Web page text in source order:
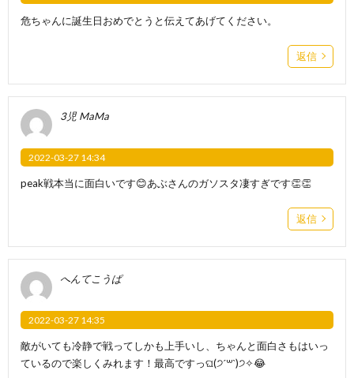
危ちゃんに誕生日おめでとうと伝えてあげてください。
返信
3児 MaMa
2022-03-27 14:34
peak戦本当に面白いです😊あぶさんのガソスタ凄すぎです👏👏
返信
へんてこうぱ
2022-03-27 14:35
敵がいても冷静で戦ってしかも上手いし、ちゃんと面白さもはいっ
ているので楽しくみれます！最高ですっଘ(੭ˊ꒳​ˋ)੭✧😂